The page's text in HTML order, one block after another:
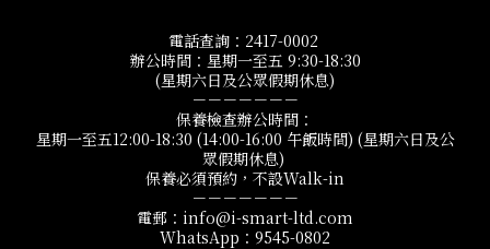
電話查詢：2417-0002
辦公時間：星期一至五 9:30-18:30
(星期六日及公眾假期休息)
－－－－－－－
保養檢查辦公時間：
星期一至五12:00-18:30 (14:00-16:00 午飯時間) (星期六日及公
眾假期休息)
保養必須預約，不設Walk-in
－－－－－－－
電郵：info@i-smart-ltd.com
WhatsApp：9545-0802